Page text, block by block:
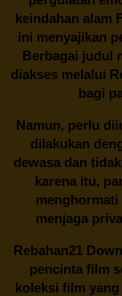
keindahan alam
ini menyajikan
Berbagai judul
diakses melalui
bagi
Namun, perlu
dilakukan
dewasa dan
karena itu,
menghormati
menjaga
Rebahan21
pencinta film
koleksi film